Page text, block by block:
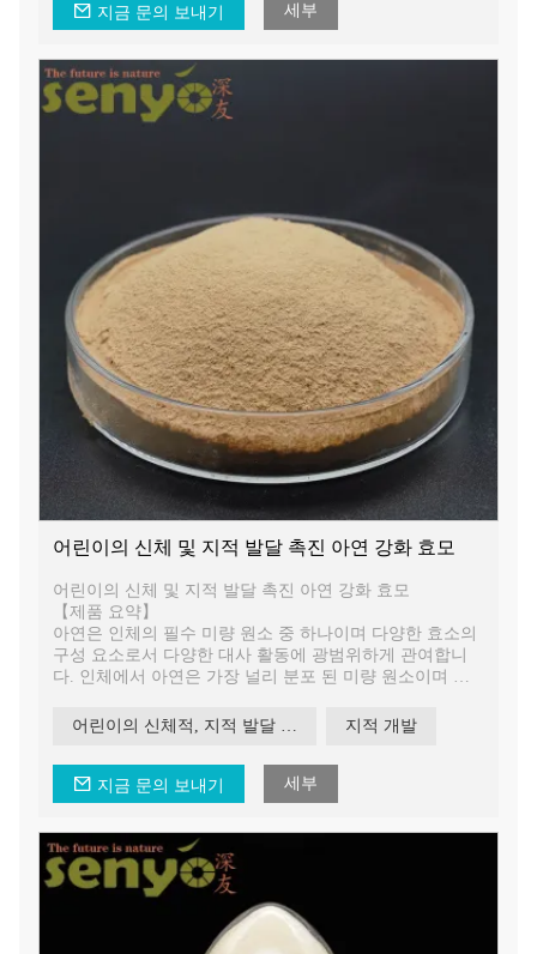
지금 문의 보내기 세부
어린이의 신체 및 지적 발달 촉진 아연 강화 효모
어린이의 신체 및 지적 발달 촉진 아연 강화 효모
【제품 요약】
아연은 인체의 필수 미량 원소 중 하나이며 다양한 효소의
구성 요소로서 다양한 대사 활동에 광범위하게 관여합니
다. 인체에서 아연은 가장 널리 분포 된 미량 원소이며 세
는 식용 Saccharomyces cerevisiae에 첨가 된 이온화 가능한
온을 유기 아연 형태로 변환하는 화합물입니다.
어린이의 신체적, 지적 발달 촉진 아연이 풍부한 효모 지적 개발
지금 문의 보내기 세부